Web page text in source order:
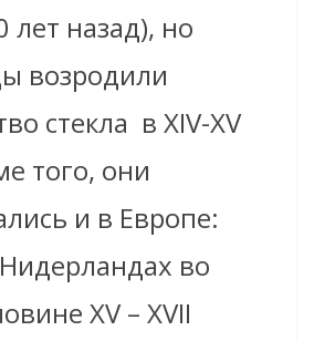
лет назад), но
возродили
стекла в XIV-XV
того, они
и в Европе:
во
XV – XVII